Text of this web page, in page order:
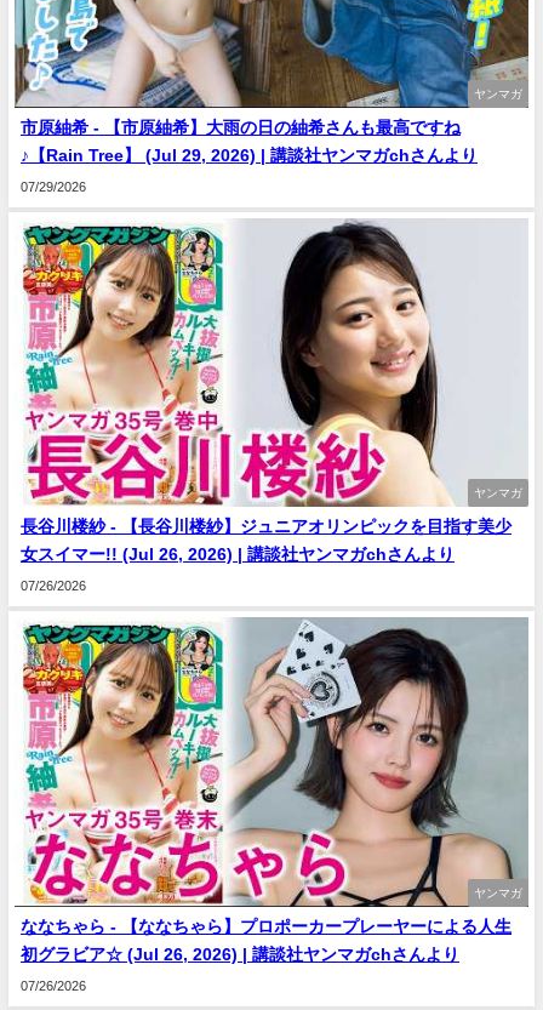
ヤンマガ
市原紬希 - 【市原紬希】大雨の日の紬希さんも最高ですね
♪【Rain Tree】 (Jul 29, 2026) | 講談社ヤンマガchさんより
07/29/2026
ヤンマガ
長谷川楼紗 - 【長谷川楼紗】ジュニアオリンピックを目指す美少
女スイマー!! (Jul 26, 2026) | 講談社ヤンマガchさんより
07/26/2026
ヤンマガ
ななちゃら - 【ななちゃら】プロポーカープレーヤーによる人生
初グラビア☆ (Jul 26, 2026) | 講談社ヤンマガchさんより
07/26/2026